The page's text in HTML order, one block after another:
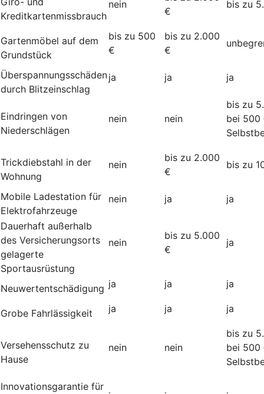
Kreditkartenmissbrauch
nein
€
bis zu
Gartenmöbel auf dem
Grundstück
bis zu 500
€
bis zu 2.000
€
Überspannungsschäden
durch Blitzeinschlag
ja ja ja
Eindringen von
Niederschlägen
nein nein
bis zu
bei 500
Trickdiebstahl in der
Wohnung
nein
bis zu 2.000
€
bis zu
Mobile Ladestation für
Elektrofahrzeuge
nein ja ja
Dauerhaft außerhalb
des Versicherungsorts
gelagerte
Sportausrüstung
nein
bis zu 5.000
€
ja
Neuwertentschädigung ja ja ja
Grobe Fahrlässigkeit ja ja ja
Versehensschutz zu
Hause
nein nein
bis zu
bei 500
Innovationsgarantie für